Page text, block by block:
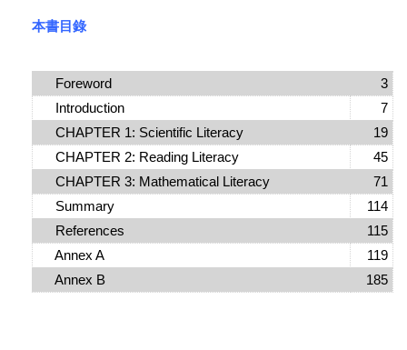
本書目錄
Foreword
3
Introduction
7
CHAPTER 1: Scientific Literacy
19
CHAPTER 2: Reading Literacy
45
CHAPTER 3: Mathematical Literacy
71
Summary
114
References
115
Annex A
119
Annex B
185